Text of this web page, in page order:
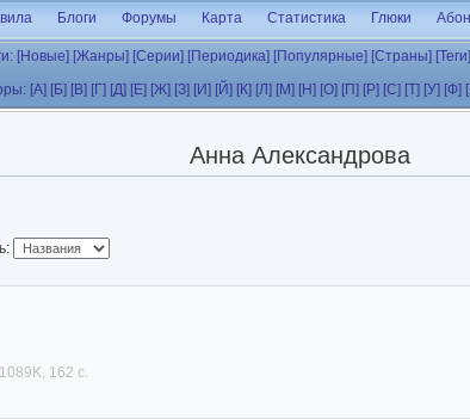
Блоги Форумы Карта Статистика Глюки
[Новые] [Жанры] [Серии] [Периодика] [Популярные] [Страны] [Теги]
[А] [Б] [В] [Г] [Д] [Е] [Ж] [З] [И] [Й] [К] [Л] [М] [Н] [О] [П] [Р] [С] [Т] [У] [Ф]
Анна Александрова
1089K, 162 с.